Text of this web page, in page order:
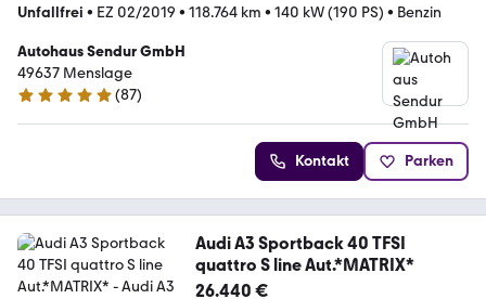
Unfallfrei • EZ 02/2019 • 118.764 km • 140 kW (190 PS) • Benzin
Autohaus Sendur GmbH
49637 Menslage
4.9 Sterne
(87)
Kontakt Parken
Audi A3 Sportback 40 TFSI
quattro S line Aut.*MATRIX*
26.440 €